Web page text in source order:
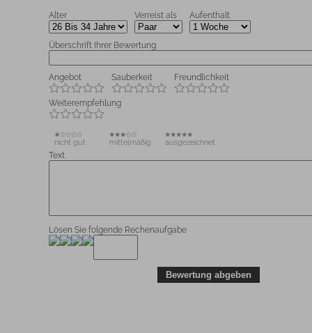
Alter Verreist als Aufenthalt
Überschrift Ihrer Bewertung
Angebot Sauberkeit Freundlichkeit
Weiterempfehlung
nicht gut mittelmäßig ausgezeichnet
Text
Lösen Sie folgende Rechenaufgabe